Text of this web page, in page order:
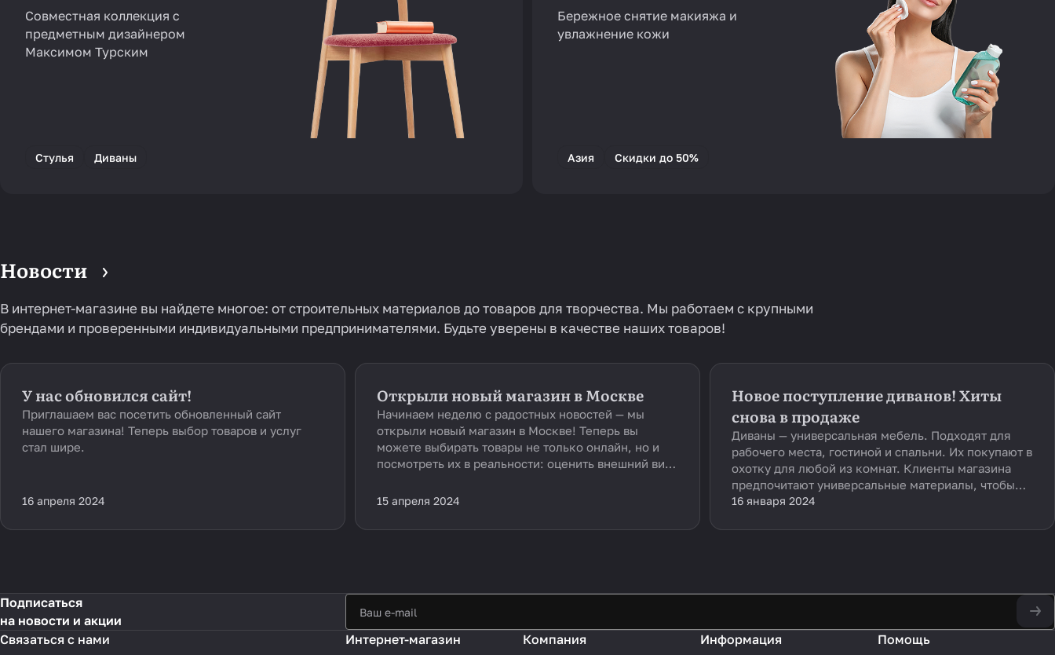
Совместная коллекция с
предметным дизайнером
Максимом Турским
Стулья Диваны
Бережное снятие макияжа и
увлажнение кожи
Азия Скидки до 50%
Новости
В интернет-магазине вы найдете многое: от строительных материалов до товаров для творчества. Мы работаем с крупными
брендами и проверенными индивидуальными предпринимателями. Будьте уверены в качестве наших товаров!
У нас обновился сайт!
Приглашаем вас посетить обновленный сайт
нашего магазина! Теперь выбор товаров и услуг
стал шире.
16 апреля 2024
Открыли новый магазин в Москве
Начинаем неделю с радостных новостей — мы
открыли новый магазин в Москве! Теперь вы
можете выбирать товары не только онлайн, но и
посмотреть их в реальности: оценить внешний вид
онлайн-заказ в нашем магазине.
15 апреля 2024
Новое поступление диванов! Хиты
снова в продаже
Диваны — универсальная мебель. Подходят для
рабочего места, гостиной и спальни. Их покупают в
охотку для любой из комнат. Клиенты магазина
предпочитают универсальные материалы, чтобы
мебель служила более 10 лет. Мы знаем о вашей
коллекции. Мягкая мебель снова в продаже!
16 января 2024
Подписаться
на новости и акции
Связаться с нами
Интернет-магазин Компания Информация Помощь